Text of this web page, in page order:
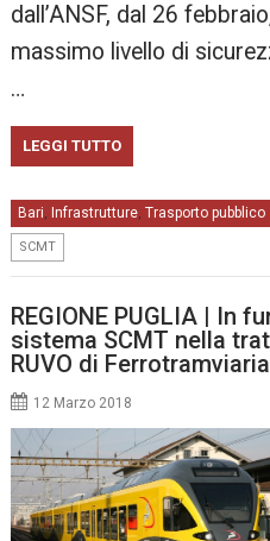
dall’ANSF, dal 26
massimo livello di
…
LEGGI TUTTO
Bari, Infrastrutture, Trasporto pubblico
SCMT
REGIONE PUGLIA | In
sistema SCMT nella
RUVO di Ferrotramviaria
12 Marzo 2018